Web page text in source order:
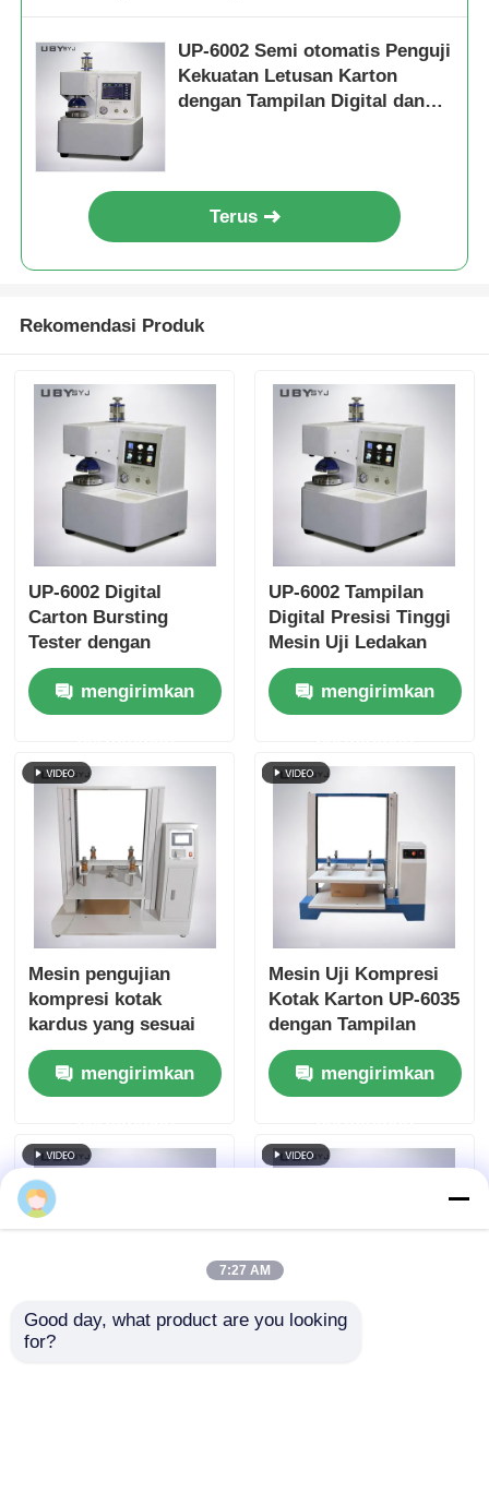
UP-6002 Semi otomatis Penguji
Kekuatan Letusan Karton
dengan Tampilan Digital dan
Terus
Rekomendasi Produk
UP-6002 Digital
Carton Bursting
Tester dengan
Operasi Semi-
otomatis dan
Transduser Tekanan
Kekuatan Ledakan
yang Akurat
mengirimkan
UP-6002 Tampilan
Digital Presisi Tinggi
Mesin Uji Ledakan
Karton Semi-otomatis
untuk Pemeriksaan
Kualitas Bahan
mengirimkan
Mesin pengujian
kompresi kotak
kardus yang sesuai
dengan ASTM D642
dengan ruang uji
1200x1200x1200mm
0,001~200mm/menit
mengirimkan
Mesin Uji Kompresi
Kotak Karton UP-6035
dengan Tampilan
Digital, Umpan Balik
Sel Beban Waktu
Nyata, dan Kapasitas
mengirimkan
7:27 AM
Good day, what product are you looking
for?